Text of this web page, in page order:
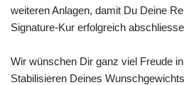
weiteren Anlagen, damit Du Deine
Signature-Kur erfolgreich
Wir wünschen Dir ganz viel Freude
Stabilisieren Deines